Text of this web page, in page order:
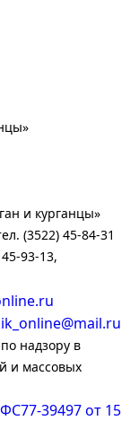
и курганцы»
(3522) 45-84-31
93-13,
надзору в
и массовых
39497 от 15